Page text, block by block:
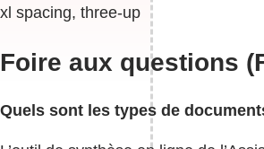
xl spacing, three-up
Foire aux questions
Quels sont les types de